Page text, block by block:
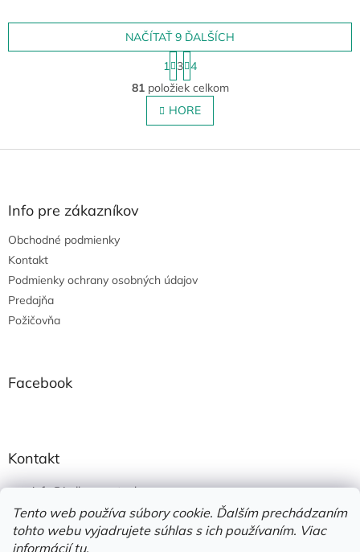
Tento web používa súbory cookie. Ďalším prechádzaním
tohto webu vyjadrujete súhlas s ich používaním. Viac
informáciítu.
nakoniec suší. Kocky sa rýchlo
pripravujú a sú vhodné...
bloky s bielkovinami, vitamínmi
a...
O
v
l
á
y
NAČÍTAŤ 9 ĎALŠÍCH
S
t
r
á
n
k
v
1 3 4
81položiek celkom
HORE
Info pre zákazníkov
Obchodné podmienky
Kontakt
Podmienky ochrany osobných údajov
Predajňa
Požičovňa
Facebook
Kontakt
info@jedlonacesty.sk
+421 908 774 221
https://www.facebook.com/jedlonacesty.sk/